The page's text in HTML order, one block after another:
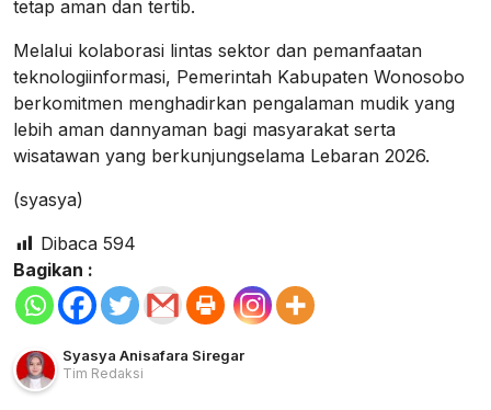
tetap aman dan tertib.
Melalui kolaborasi lintas sektor dan pemanfaatan
teknologiinformasi, Pemerintah Kabupaten Wonosobo
berkomitmen menghadirkan pengalaman mudik yang
lebih aman dannyaman bagi masyarakat serta
wisatawan yang berkunjungselama Lebaran 2026.
(syasya)
Dibaca 594
Bagikan :
Syasya Anisafara Siregar
Tim Redaksi